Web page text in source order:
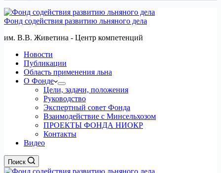
Фонд содействия развитию льняного дела
им. В.В. Живетина - Центр компетенций
Новости
Публикации
Область применения льна
О Фонде
Цели, задачи, положения
Руководство
Экспертный совет Фонда
Взаимодействие с Минсельхозом
ПРОЕКТЫ ФОНДА НИОКР
Контакты
Видео
Поиск